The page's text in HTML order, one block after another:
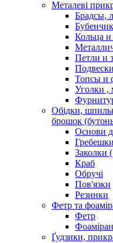
Металеві
Брадсы,
Кольца и
Петли и
Подвески
Топсы и
Уголки ,
Обідки,
брошок
Основи
Заколки
Краб
Обручі
Пов'язки
Резинки
Фетр та
Фетр
Ґудзики,